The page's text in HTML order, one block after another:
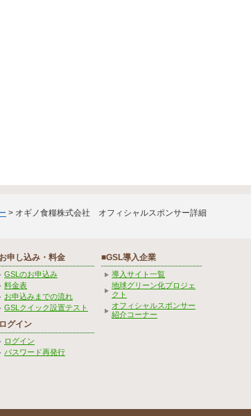
> オギノ食糧株式会社 オフィシャルスポンサー詳細
申し込み・料金
GSLのお申込み
料金表
お申込みまでの流れ
GSLクイック設置テスト
グイン
ログイン
パスワード再発行
■GSL導入企業
導入サイト一覧
地球グリーン化プロジェ
クト
オフィシャルスポンサー
紹介コーナー